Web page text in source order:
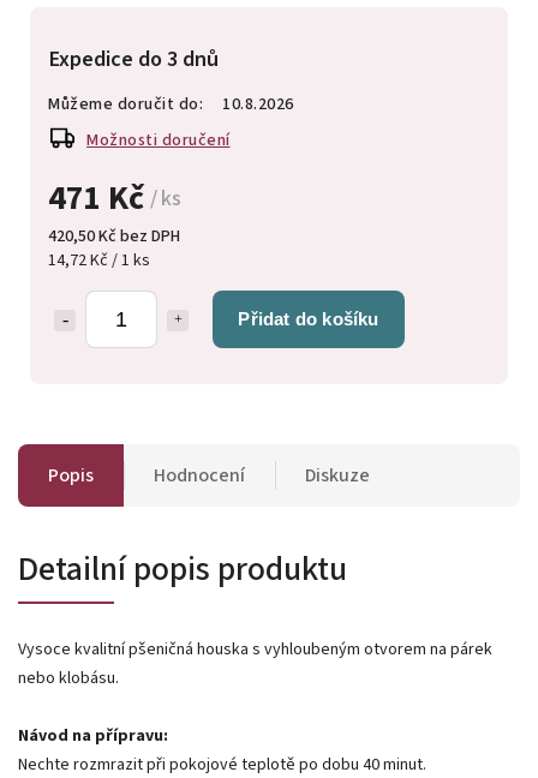
471 Kč / ks
420,50 Kč bez DPH
14,72 Kč / 1 ks
Přidat do košíku
Expedice do 3 dnů
Můžeme doručit do:
10.8.2026
Možnosti doručení
Popis Hodnocení Diskuze
Detailní popis produktu
Vysoce kvalitní pšeničná houska s vyhloubeným otvorem na párek
nebo klobásu.
Návod na přípravu:
Nechte rozmrazit při pokojové teplotě po dobu 40 minut.